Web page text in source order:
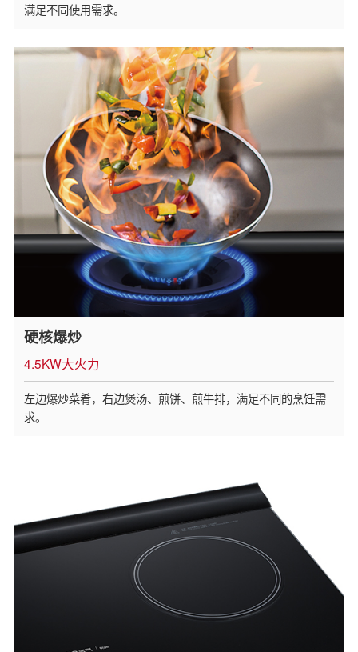
满足不同使用需求。
硬核爆炒
4.5KW大火力
左边爆炒菜肴，右边煲汤、煎饼、煎牛排，满足不同的烹饪需
求。